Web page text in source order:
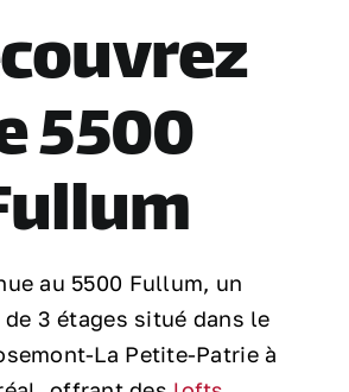
5500
au 5500 Fullum, un
3 étages situé dans le
La Petite-Patrie à